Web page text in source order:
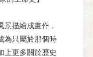
景描繪成畫作，
為只屬於那個時
上更多關於歷史